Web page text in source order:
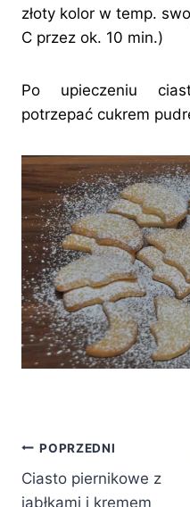
złoty kolor w temp.
C przez ok. 10 min.)
Po upieczeniu
potrzepać cukrem
Nawigacja
wpisu
POPRZEDNI
Ciasto piernikowe z
jabłkami i kremem